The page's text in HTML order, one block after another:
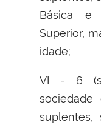
Básica e
Superior,
idade;
VI - 6
suplentes,